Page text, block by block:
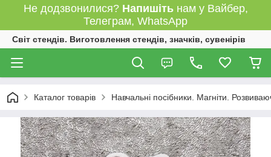
Не додзвонилися? Напишітьнам у Вайбер,
Телеграм, WhatsApp
Світ стендів. Виготовлення стендів, значків, сувенірів
Каталог товарів Навчальні посібники. Магніти.